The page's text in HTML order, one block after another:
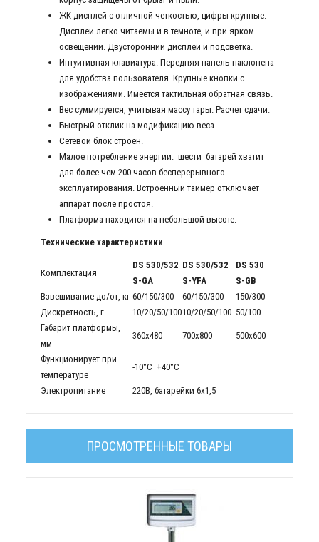
ЖК-дисплей с отличной четкостью, цифры крупные.
Дисплеи легко читаемы и в темноте, и при ярком
освещении. Двусторонний дисплей и подсветка.
Интуитивная клавиатура. Передняя панель наклонена
для удобства пользователя. Крупные кнопки с
изображениями. Имеется тактильная обратная связь.
Вес суммируется, учитывая массу тары. Расчет сдачи.
Быстрый отклик на модификацию веса.
Сетевой блок строен.
Малое потребление энергии: шести батарей хватит
для более чем 200 часов бесперерывного
эксплуатирования. Встроенный таймер отключает
аппарат после простоя.
Платформа находится на небольшой высоте.
Технические характеристики
Комплектация
DS 530/532
S-GA
DS 530/532
S-YFA
DS 530
S-GB
Взвешивание до/от, кг 60/150/300 60/150/300
150/300
Дискретность, г
10/20/50/10010/20/50/100 50/100
Габарит платформы,
мм
360x480 700x800 500x600
Функционирует при
температуре
-10°С +40°С
Электропитание 220В, батарейки 6х1,5
ПРОСМОТРЕННЫЕ ТОВАРЫ